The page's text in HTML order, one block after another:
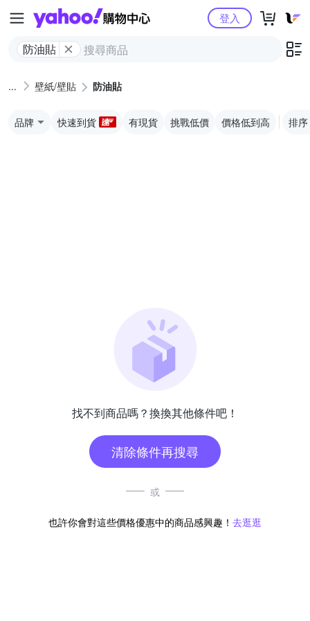
Yahoo購物中心
防油貼
登入
壁紙/壁貼 防油貼
品牌 快速到貨 有現貨 挑戰低價 價格低到高 排序
找不到商品嗎？換換其他條件吧！
清除條件再搜尋
或
也許你會對這些價格優惠中的商品感興趣！ 去逛逛